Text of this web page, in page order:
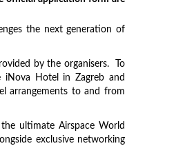
the next generation of
by the organisers. To
Hotel in Zagreb and
arrangements to and from
ultimate Airspace World
exclusive networking